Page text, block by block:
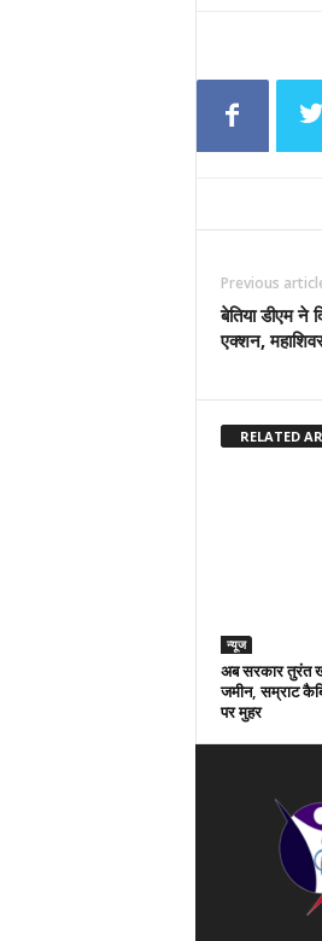
Previous
बेतिया डीएम ने
एक्शन,
RELATED
न्यूज
अब सरकार तुरंत
जमीन, सम्राट
पर मुहर